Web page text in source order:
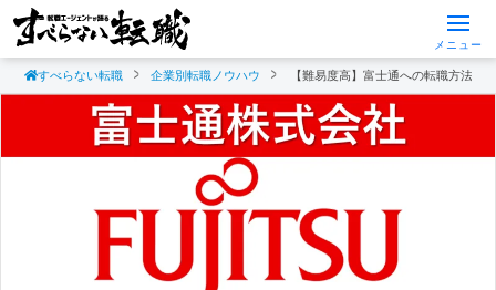
メニュー
すべらない転職 企業別転職ノウハウ 【難易度高】富士通への転職方法！